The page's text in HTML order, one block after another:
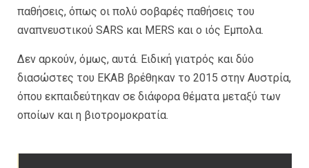
παθήσεις, όπως οι πολύ σοβαρές παθήσεις του
αναπνευστικού SARS και MERS και ο ιός Εμπολα.
Δεν αρκούν, όμως, αυτά. Ειδική γιατρός και δύο
διασώστες του ΕΚΑΒ βρέθηκαν το 2015 στην Αυστρία,
όπου εκπαιδεύτηκαν σε διάφορα θέματα μεταξύ των
οποίων και η βιοτρομοκρατία.